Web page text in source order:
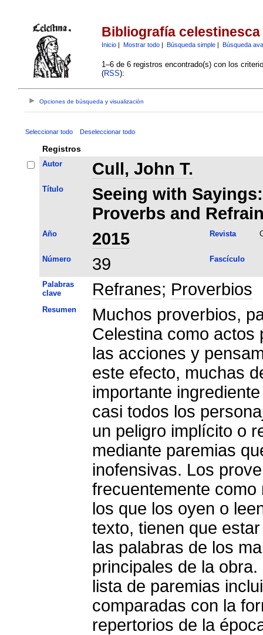
Bibliografía celestinesca
Inicio| Mostrar todo| Búsqueda simple| Búsqueda
1–6 de 6 registros encontrado(s) con los
(RSS):
Opciones de búsqueda y visualización
Seleccionar todo Deseleccionar todo
Registros
Autor Cull, John T.
Título
Seeing with
Proverbs and
Año 2015 Revista
Número 39 Fascículo
Palabras
clave
Refranes; Proverbios
Resumen
Muchos proverbios,
Celestina como actos
las acciones y
este efecto, muchas
importante
casi todos los
un peligro implícito o
mediante paremias
inofensivas. Los
frecuentemente
los que los oyen o
texto, tienen que
las palabras de los
principales de la
lista de paremias
comparadas con la
repertorios de la